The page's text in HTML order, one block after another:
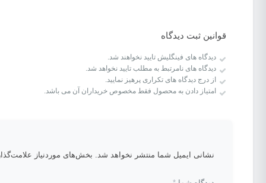
قوانین ثبت دیدگاه
دیدگاه های فینگلیش تایید نخواهند شد.
دیدگاه های نامرتبط به مطلب تایید نخواهد شد.
از درج دیدگاه های تکراری پرهیز نمایید.
امتیاز دادن به محصول فقط مخصوص خریداران آن می باشد.
نشانی ایمیل شما منتشر نخواهد شد. بخش‌های موردنیاز